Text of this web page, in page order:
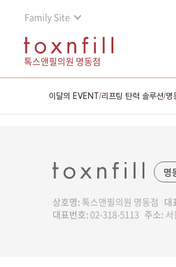
Family Site
톡스앤필의원 명동점
이달의 EVENT/리프팅 탄력 솔루션/명
상호명: 톡스앤필의원 명동점 대
대표번호: 02-318-5113 주소: